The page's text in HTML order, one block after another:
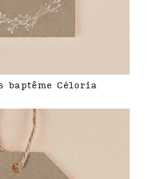
baptême Céloria